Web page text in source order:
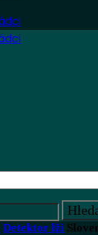
Detektor lži